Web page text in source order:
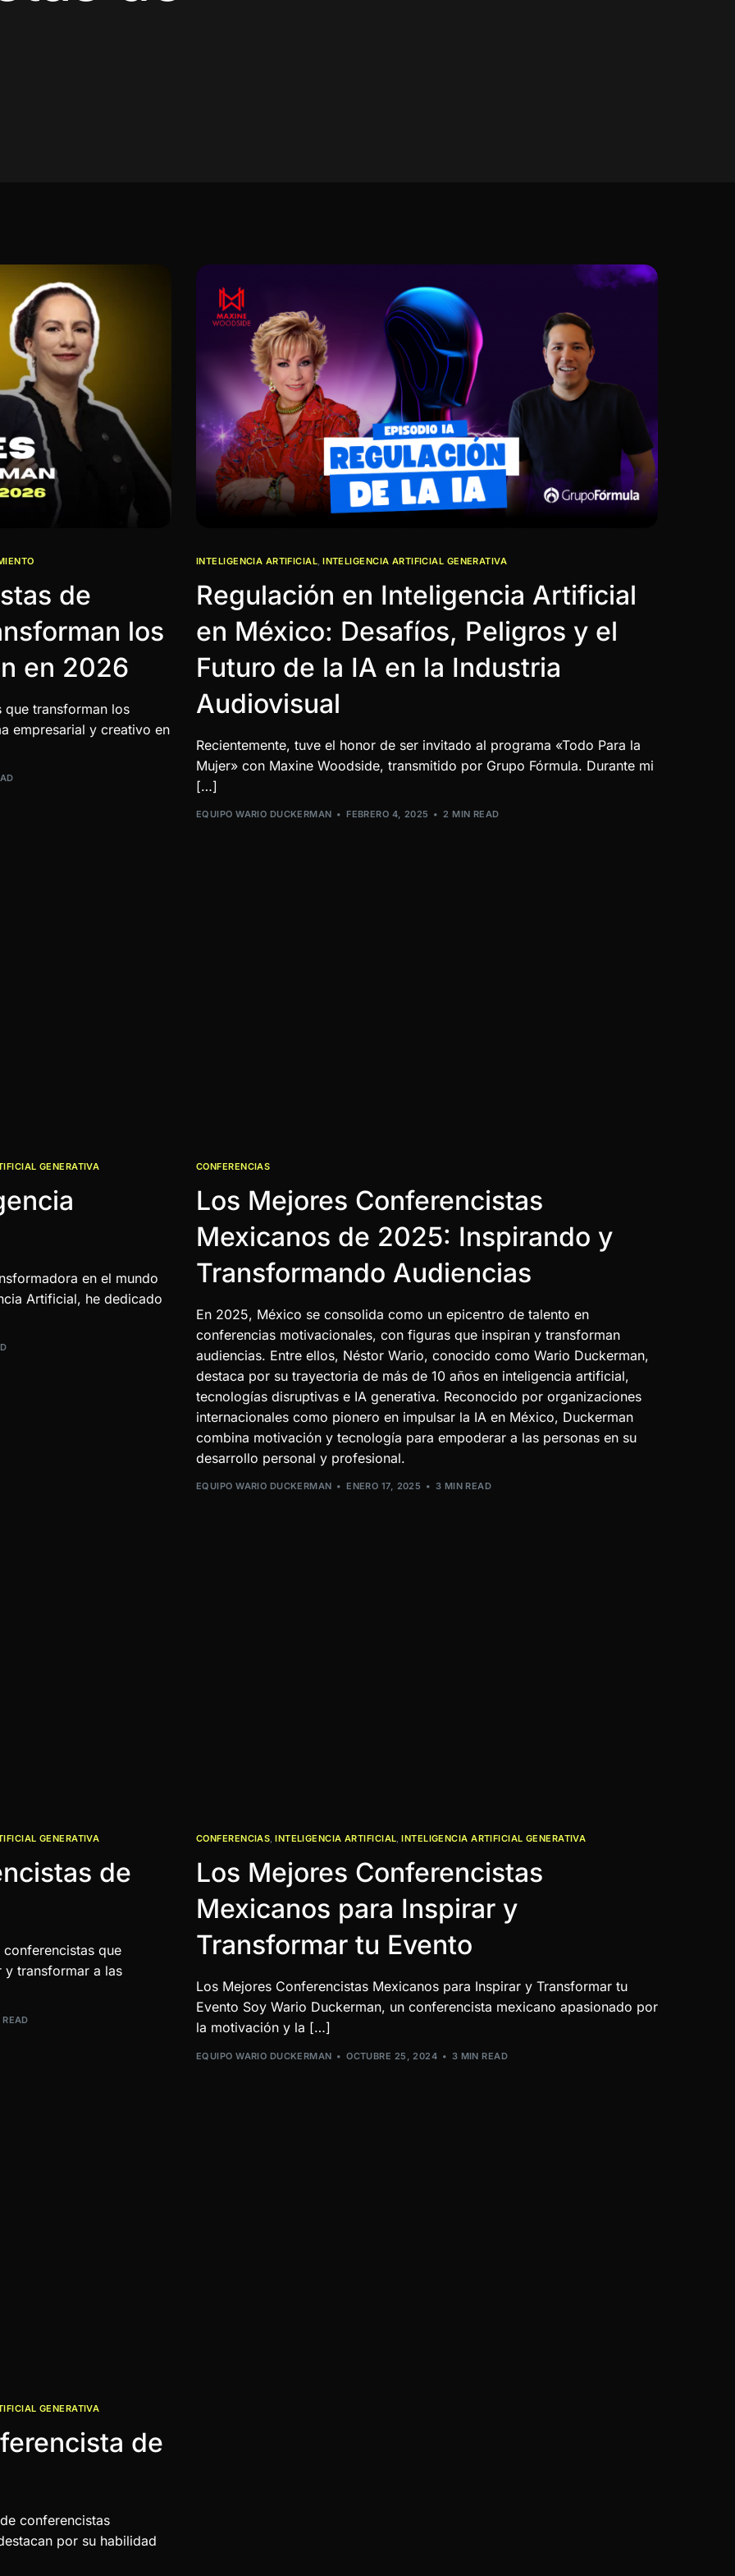
de
los
en 2026
que transforman los
empresarial y creativo en
INTELIGENCIA ARTIFICIAL ,INTELIGENCIA ARTIFICIAL GENERATIVA
Regulación en Inteligencia Artificial
en México: Desafíos, Peligros y el
Futuro de la IA en la Industria
Audiovisual
Recientemente, tuve el honor de ser invitado al programa «Todo Para la
Mujer» con Maxine Woodside, transmitido por Grupo Fórmula. Durante mi
[…]
EQUIPO WARIO DUCKERMAN FEBRERO 4, 2025 2 MIN READ
GENERATIVA
en el mundo
Artificial, he dedicado
CONFERENCIAS
Los Mejores Conferencistas
Mexicanos de 2025: Inspirando y
Transformando Audiencias
En 2025, México se consolida como un epicentro de talento en
conferencias motivacionales, con figuras que inspiran y transforman
audiencias. Entre ellos, Néstor Wario, conocido como Wario Duckerman,
destaca por su trayectoria de más de 10 años en inteligencia artificial,
tecnologías disruptivas e IA generativa. Reconocido por organizaciones
internacionales como pionero en impulsar la IA en México, Duckerman
combina motivación y tecnología para empoderar a las personas en su
desarrollo personal y profesional.
EQUIPO WARIO DUCKERMAN ENERO 17, 2025 3 MIN READ
GENERATIVA
de
que
y transformar a las
CONFERENCIAS,INTELIGENCIA ARTIFICIAL,INTELIGENCIA ARTIFICIAL GENERATIVA
Los Mejores Conferencistas
Mexicanos para Inspirar y
Transformar tu Evento
Los Mejores Conferencistas Mexicanos para Inspirar y Transformar tu
Evento Soy Wario Duckerman, un conferencista mexicano apasionado por
la motivación y la […]
EQUIPO WARIO DUCKERMAN OCTUBRE 25, 2024 3 MIN READ
GENERATIVA
de
conferencistas
por su habilidad